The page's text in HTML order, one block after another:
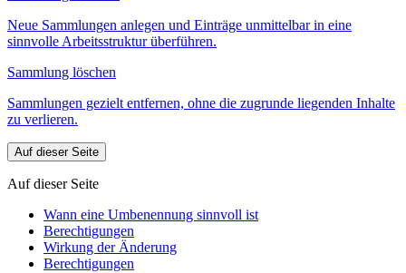
Neue Sammlungen anlegen und Einträge unmittelbar in eine
sinnvolle Arbeitsstruktur überführen.
Sammlung löschen
Sammlungen gezielt entfernen, ohne die zugrunde liegenden Inhalte
zu verlieren.
Auf dieser Seite
Auf dieser Seite
Wann eine Umbenennung sinnvoll ist
Berechtigungen
Wirkung der Änderung
Berechtigungen